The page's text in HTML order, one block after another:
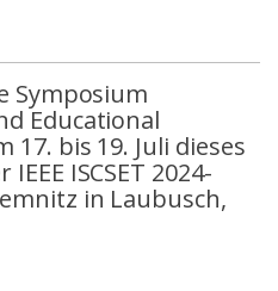
Symposium
Educational
17. bis 19. Juli dieses
ISCSET 2024-
in Laubusch,